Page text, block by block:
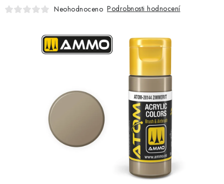
ASK PRODUKTY
NOVINKY
BARVY A POMŮCKY
Neohodnoceno Podrobnosti hodnocení